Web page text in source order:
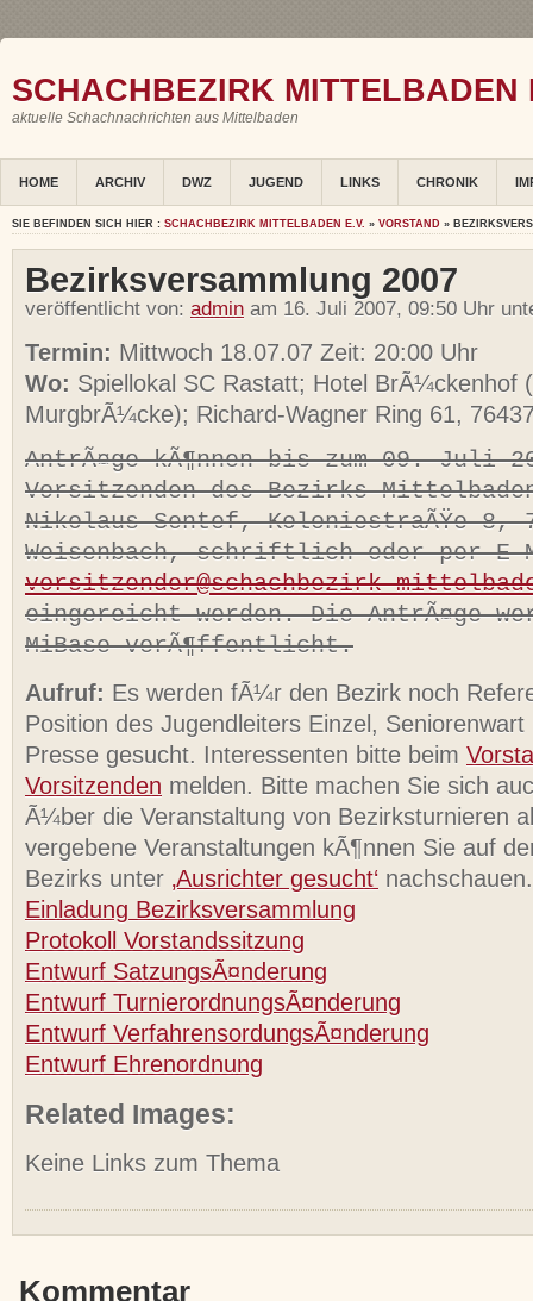
SCHACHBEZIRK MITTELBADEN
aktuelle Schachnachrichten aus Mittelbaden
HOME ARCHIV DWZ JUGEND LINKS CHRONIK
SIE BEFINDEN SICH HIER : SCHACHBEZIRK MITTELBADEN E.V. » VORSTAND »
Bezirksversammlung 2007
veröffentlicht von: admin am 16. Juli 2007, 09:50 Uhr
Termin: Mittwoch 18.07.07 Zeit: 20:00 Uhr
Wo: Spiellokal SC Rastatt; Hotel BrÃ¼ckenhof
MurgbrÃ¼cke); Richard-Wagner Ring 61,
AntrÃ¤ge kÃ¶nnen bis zum 09. Juli
Vorsitzenden des Bezirks
Nikolaus Sentef, KoloniestraÃŸe 8,
Weisenbach, schriftlich oder per E-
vorsitzender@schachbezirk-
eingereicht werden. Die AntrÃ¤ge
MiBase verÃ¶ffentlicht.
Aufruf: Es werden fÃ¼r den Bezirk noch
Position des Jugendleiters Einzel, Seniorenwart
Presse gesucht. Interessenten bitte beim
Vorsitzenden melden. Bitte machen Sie sich
Ã¼ber die Veranstaltung von Bezirksturnieren
vergebene Veranstaltungen kÃ¶nnen Sie auf
Bezirks unter ‚Ausrichter gesucht‘ nachschauen.
Einladung Bezirksversammlung
Protokoll Vorstandssitzung
Entwurf SatzungsÃ¤nderung
Entwurf TurnierordnungsÃ¤nderung
Entwurf VerfahrensordungsÃ¤nderung
Entwurf Ehrenordnung
Related Images:
Keine Links zum Thema
Kommentar